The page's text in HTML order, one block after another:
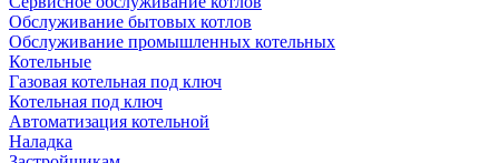
Обслуживание бытовых котлов
Обслуживание промышленных котельных
Котельные
Газовая котельная под ключ
Котельная под ключ
Автоматизация котельной
Наладка